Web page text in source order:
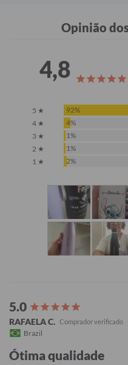
Opinião
4,8
5 ★ 92%
4 ★
4%
3 ★
1%
2 ★
1%
1 ★
2%
RAFAELA C.
Brazil
Ótima qualidade